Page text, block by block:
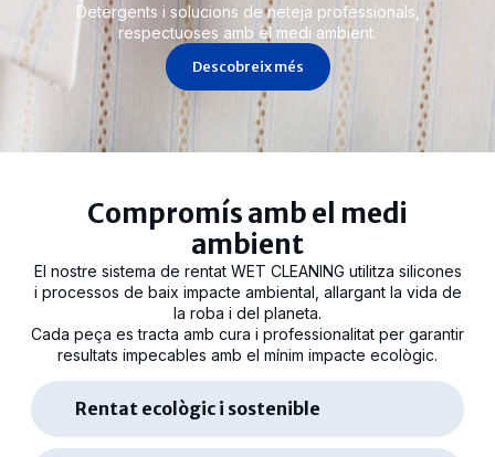
Detergents i solucions de neteja professionals,
respectuoses amb el medi ambient.
Descobreix més
Compromís amb el medi
ambient
El nostre sistema de rentat WET CLEANING utilitza silicones
i processos de baix impacte ambiental, allargant la vida de
la roba i del planeta.
Cada peça es tracta amb cura i professionalitat per garantir
resultats impecables amb el mínim impacte ecològic.
Rentat ecològic i sostenible